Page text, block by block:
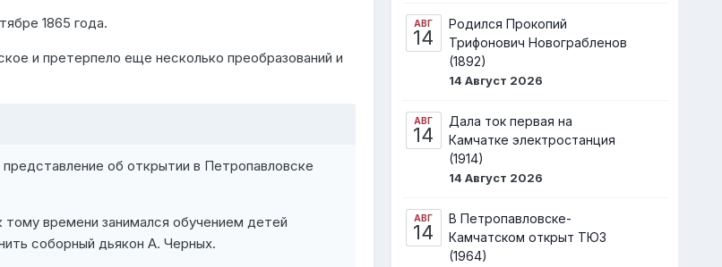
1865 года.
и претерпело еще несколько преобразований и
об открытии в Петропавловске
времени занимался обучением детей
соборный дьякон А. Черных.
АВГ
14
Родился Прокопий
Трифонович Новограбленов
(1892)
14 Август 2026
АВГ
14
Дала ток первая на
Камчатке электростанция
(1914)
14 Август 2026
АВГ
14
В Петропавловске-
Камчатском открыт ТЮЗ
(1964)